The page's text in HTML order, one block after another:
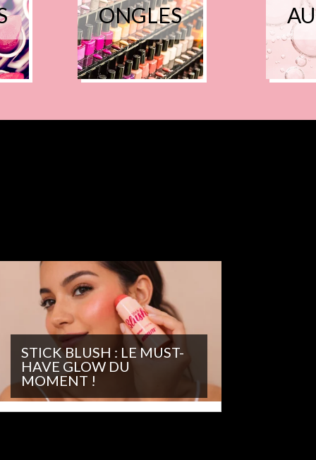
ONGLES
STICK BLUSH : LE MUST-
HAVE GLOW DU
MOMENT !